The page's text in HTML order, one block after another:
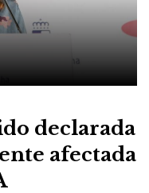
declarada
afectada